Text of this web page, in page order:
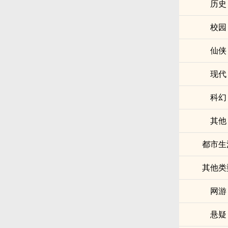
历史
校园
仙侠
现代
科幻
其他
都市
其他
网游
悬疑